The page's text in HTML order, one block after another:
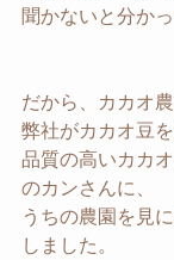
聞かないと分かっ
だから、カカオ
弊社がカカオ豆
品質の高いカカ
のカンさんに、
うちの農園を見
しました。